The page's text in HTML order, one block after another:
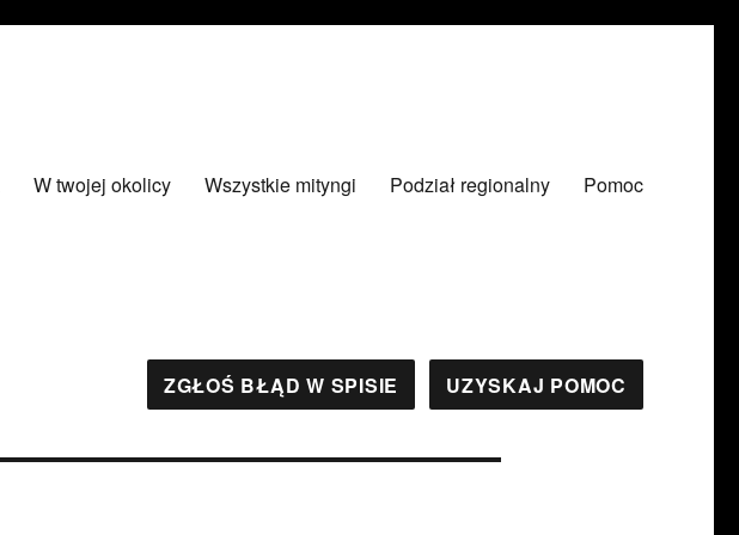
W twojej okolicy Wszystkie mityngi Podział regionalny Pomoc
ZGŁOŚ BŁĄD W SPISIE UZYSKAJ POMOC